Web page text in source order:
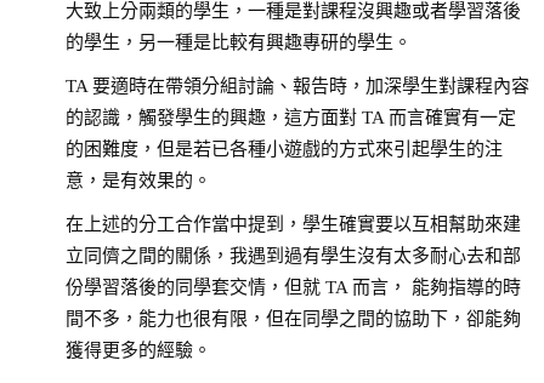
大致上分兩類的學生，一種是對課程沒興趣或者學習落後
的學生，另一種是比較有興趣專研的學生。
TA 要適時在帶領分組討論、報告時，加深學生對課程內容
的認識，觸發學生的興趣，這方面對 TA 而言確實有一定
的困難度，但是若已各種小遊戲的方式來引起學生的注
意，是有效果的。
在上述的分工合作當中提到，學生確實要以互相幫助來建
立同儕之間的關係，我遇到過有學生沒有太多耐心去和部
份學習落後的同學套交情，但就 TA 而言， 能夠指導的時
間不多，能力也很有限，但在同學之間的協助下，卻能夠
獲得更多的經驗。